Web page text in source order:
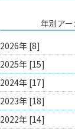
年別ア
2026年 [8]
2025年 [15]
2024年 [17]
2023年 [18]
2022年 [14]